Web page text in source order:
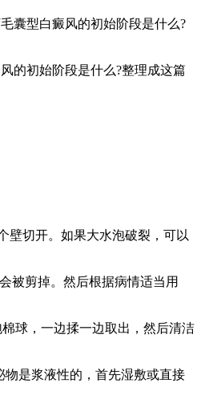
囊型白癜风的初始阶段是什么?
的初始阶段是什么?整理成这篇
切开。如果大水泡破裂，可以
被剪掉。然后根据病情适当用
球，一边揉一边取出，然后清洁
是浆液性的，首先湿敷或直接